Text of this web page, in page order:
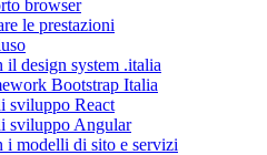
browser
le prestazioni
il design system .italia
Bootstrap Italia
sviluppo React
sviluppo Angular
i modelli di sito e servizi